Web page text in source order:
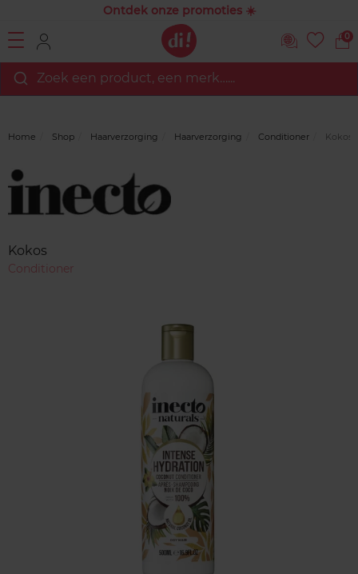
Ontdek onze promoties ☀️
0
Zoek een product, een merk…...
Home Shop Haarverzorging Haarverzorging Conditioner Kokos
Kokos
Conditioner